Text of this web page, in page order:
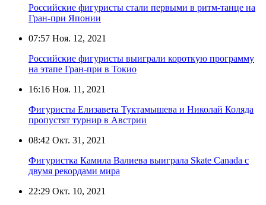
Российские фигуристы стали первыми в ритм-танце на
Гран-при Японии
07:57 Ноя. 12, 2021
Российские фигуристы выиграли короткую программу
на этапе Гран-при в Токио
16:16 Ноя. 11, 2021
Фигуристы Елизавета Туктамышева и Николай Коляда
пропустят турнир в Австрии
08:42 Окт. 31, 2021
Фигуристка Камила Валиева выиграла Skate Canada с
двумя рекордами мира
22:29 Окт. 10, 2021